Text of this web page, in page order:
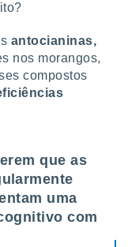
antocianinas,
nos morangos,
compostos
que as
uma
com